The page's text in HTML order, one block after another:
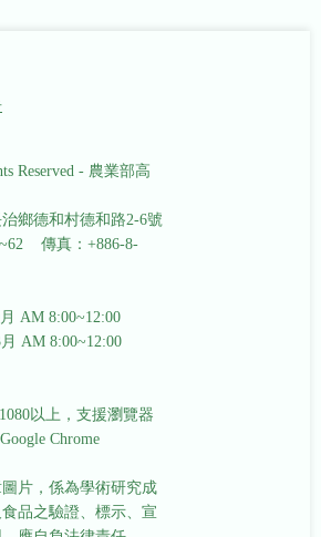
Reserved - 農業部高
鄉德和村德和路2-6號
傳真：+886-8-
AM 8:00~12:00
AM 8:00~12:00
以上，支援瀏覽器
Chrome
片，係為學術研究成
品之驗證、標示、宣